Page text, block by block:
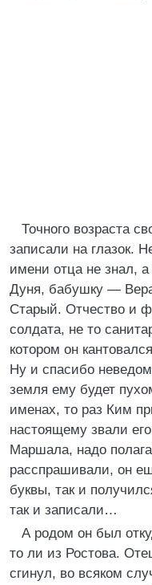
Точного возраста
записали на глазок.
имени отца не знал,
Дуня, бабушку —
Старый. Отчество и
солдата, не то
котором он
Ну и спасибо
земля ему будет
именах, то раз Ким
настоящему звали
Маршала, надо
расспрашивали, он
буквы, так и
так и записали…
А родом он был
то ли из Ростова.
сгинул, во всяком